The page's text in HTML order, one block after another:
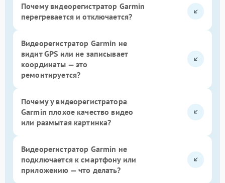
Почему видеорегистратор Garmin
перегревается и отключается?
Видеорегистратор Garmin не
видит GPS или не записывает
координаты — это
ремонтируется?
Почему у видеорегистратора
Garmin плохое качество видео
или размытая картинка?
Видеорегистратор Garmin не
подключается к смартфону или
приложению — что делать?